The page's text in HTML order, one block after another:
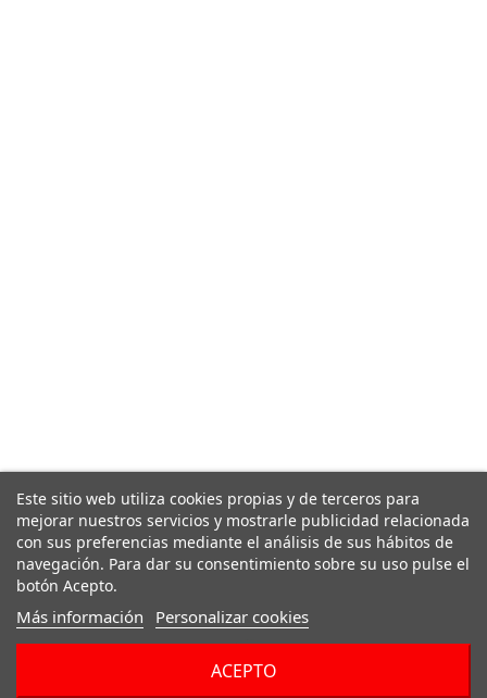
Este sitio web utiliza cookies propias y de terceros para
mejorar nuestros servicios y mostrarle publicidad relacionada
con sus preferencias mediante el análisis de sus hábitos de
navegación. Para dar su consentimiento sobre su uso pulse el
botón Acepto.
Más información Personalizar cookies
ACEPTO